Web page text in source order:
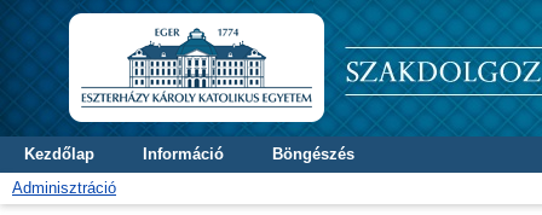
Kezdőlap Információ
Böngészés
Adminisztráció